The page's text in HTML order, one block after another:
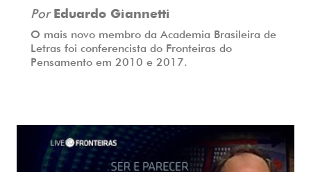
Por Eduardo Giannetti
O mais novo membro da Academia Brasileira de
Letras foi conferencista do Fronteiras do
Pensamento em 2010 e 2017.